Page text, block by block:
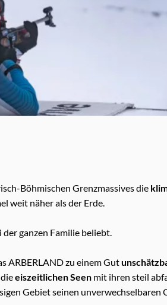
Böhmischen Grenzmassives die
weit näher als der Erde.
der ganzen Familie beliebt.
ARBERLAND zu einem Gut
dieeiszeitlichen Seen mit ihren steil
Gebiet seinen unverwechselbaren